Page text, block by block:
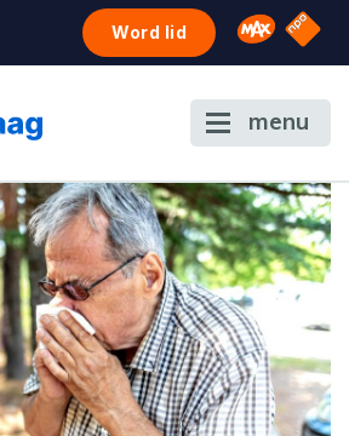
Word lid Omroep
NPO
menu